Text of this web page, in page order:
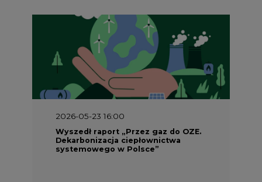
2026-05-23 16:00
Wyszedł raport „Przez gaz do OZE.
Dekarbonizacja ciepłownictwa
systemowego w Polsce”